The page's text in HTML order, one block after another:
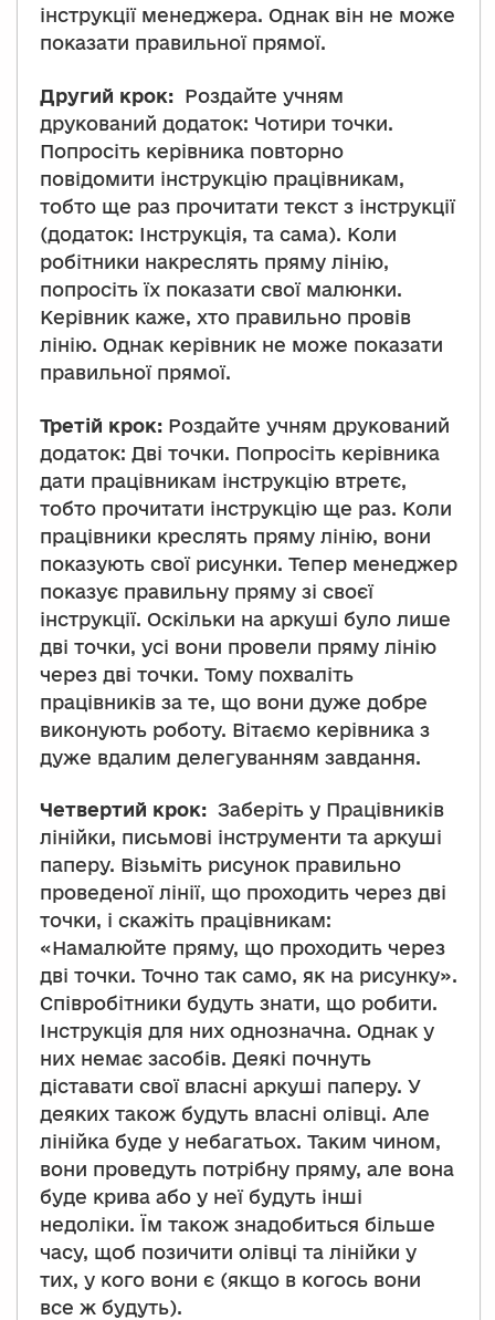
інструкції менеджера. Однак він не може
показати правильної прямої.
Другий крок: Роздайте учням
друкований додаток: Чотири точки.
Попросіть керівника повторно
повідомити інструкцію працівникам,
тобто ще раз прочитати текст з інструкції
(додаток: Інструкція, та сама). Коли
робітники накреслять пряму лінію,
попросіть їх показати свої малюнки.
Керівник каже, хто правильно провів
лінію. Однак керівник не може показати
правильної прямої.
Третій крок: Роздайте учням друкований
додаток: Дві точки. Попросіть керівника
дати працівникам інструкцію втретє,
тобто прочитати інструкцію ще раз. Коли
працівники креслять пряму лінію, вони
показують свої рисунки. Тепер менеджер
показує правильну пряму зі своєї
інструкції. Оскільки на аркуші було лише
дві точки, усі вони провели пряму лінію
через дві точки. Тому похваліть
працівників за те, що вони дуже добре
виконують роботу. Вітаємо керівника з
дуже вдалим делегуванням завдання.
Четвертий крок: Заберіть у Працівників
лінійки, письмові інструменти та аркуші
паперу. Візьміть рисунок правильно
проведеної лінії, що проходить через дві
точки, і скажіть працівникам:
«Намалюйте пряму, що проходить через
дві точки. Точно так само, як на рисунку».
Співробітники будуть знати, що робити.
Інструкція для них однозначна. Однак у
них немає засобів. Деякі почнуть
діставати свої власні аркуші паперу. У
деяких також будуть власні олівці. Але
лінійка буде у небагатьох. Таким чином,
вони проведуть потрібну пряму, але вона
буде крива або у неї будуть інші
недоліки. Їм також знадобиться більше
часу, щоб позичити олівці та лінійки у
тих, у кого вони є (якщо в когось вони
все ж будуть).